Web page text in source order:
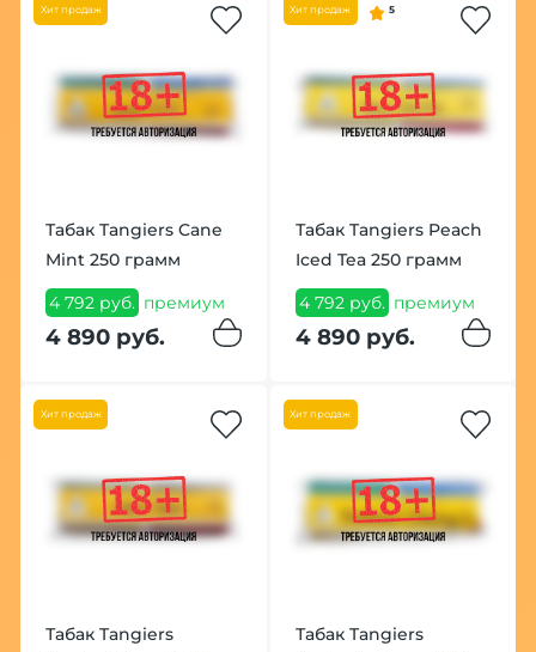
Хит продаж
Табак Tangiers Cane
Mint 250 грамм
4 792 руб. премиум
4 890 руб.
Хит продаж 5
Табак Tangiers Peach
Iced Tea 250 грамм
4 792 руб. премиум
4 890 руб.
Хит продаж
Табак Tangiers
Хит продаж
Табак Tangiers